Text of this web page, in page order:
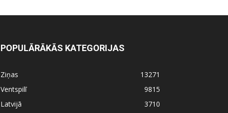
POPULĀRĀKĀS KATEGORIJAS
Ziņas
13271
Ventspilī
9815
Latvijā
3710